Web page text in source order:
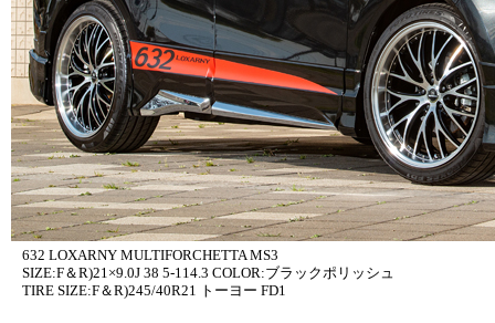
632 LOXARNY MULTIFORCHETTA MS3
SIZE:F＆R)21×9.0J 38 5-114.3 COLOR:ブラックポリッシュ
TIRE SIZE:F＆R)245/40R21 トーヨー FD1